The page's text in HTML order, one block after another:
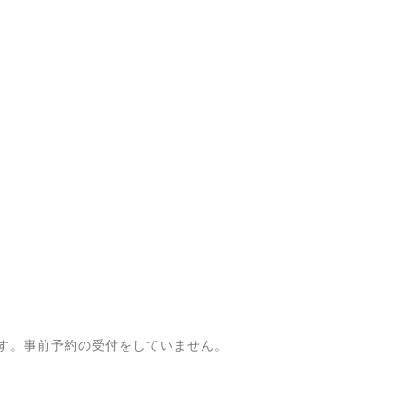
事前予約の受付をしていません。